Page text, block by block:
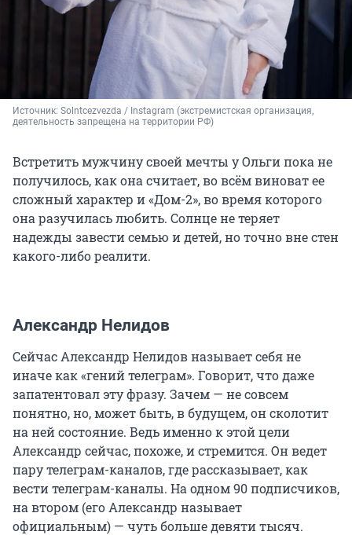
Источник: Solntcezvezda / Instagram (экстремистская организация,
деятельность запрещена на территории РФ)
Встретить мужчину своей мечты у Ольги пока не
получилось, как она считает, во всём виноват ее
сложный характер и «Дом-2», во время которого
она разучилась любить. Солнце не теряет
надежды завести семью и детей, но точно вне стен
какого-либо реалити.
Александр Нелидов
Сейчас Александр Нелидов называет себя не
иначе как «гений телеграм». Говорит, что даже
запатентовал эту фразу. Зачем — не совсем
понятно, но, может быть, в будущем, он сколотит
на ней состояние. Ведь именно к этой цели
Александр сейчас, похоже, и стремится. Он ведет
пару телеграм-каналов, где рассказывает, как
вести телеграм-каналы. На одном 90 подписчиков,
на втором (его Александр называет
официальным) — чуть больше девяти тысяч.